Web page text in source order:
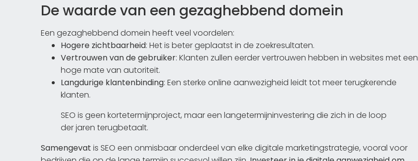
De waarde van een gezaghebbend domein
Een gezaghebbend domein heeft veel voordelen:
Hogere zichtbaarheid: Het is beter geplaatst in de zoekresultaten.
Vertrouwen van de gebruiker: Klanten zullen eerder vertrouwen hebben in websites met een
hoge mate van autoriteit.
Langdurige klantenbinding: Een sterke online aanwezigheid leidt tot meer terugkerende
klanten.
SEO is geen kortetermijnproject, maar een langetermijninvestering die zich in de loop
der jaren terugbetaalt.
Samengevat is SEO een onmisbaar onderdeel van elke digitale marketingstrategie, vooral voor